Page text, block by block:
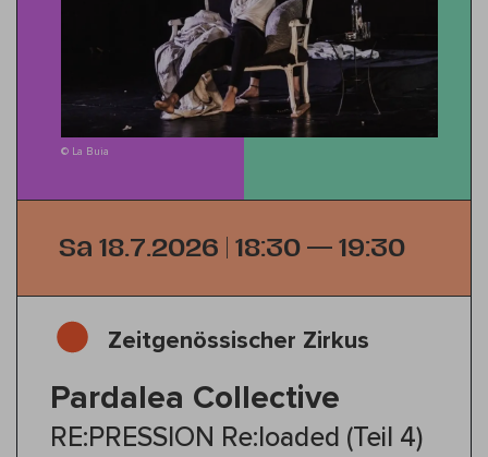
© La Buia
Sa 18.7.2026 | 18:30 — 19:30
Zeitgenössischer Zirkus
Pardalea Collective
RE:PRESSION Re:loaded (Teil 4)